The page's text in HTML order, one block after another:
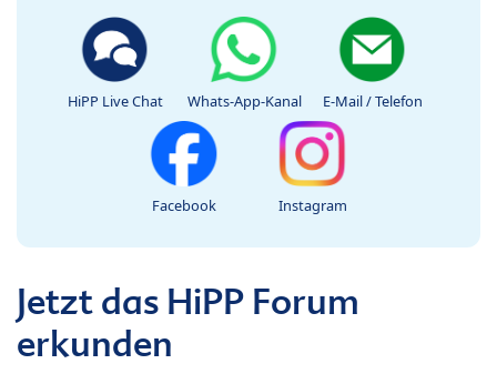
HiPP Live Chat Whats-App-Kanal E-Mail / Telefon
Facebook Instagram
Jetzt das HiPP Forum
erkunden